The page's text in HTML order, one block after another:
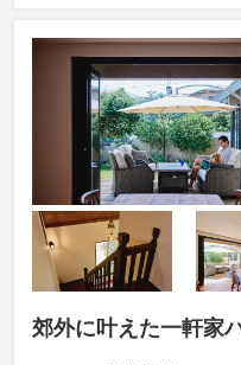
郊外に叶えた一軒家